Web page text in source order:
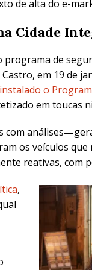
de alta do e-
Cidade
de
, em 19 de
o
em toucas
com análises—
os veículos que
reativas, com
,